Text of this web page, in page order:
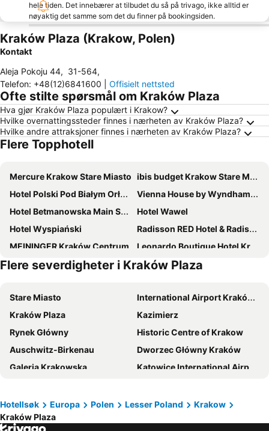
hele tiden. Det innebærer at tilbudet du så på trivago, ikke alltid er
nøyaktig det samme som det du finner på bookingsiden.
Kraków Plaza (Krakow, Polen)
Kontakt
Aleja Pokoju 44, 31-564,
Telefon: +48(12)6841600 Offisielt nettsted
Ofte stilte spørsmål om Kraków Plaza
Hva gjør Kraków Plaza populært i Krakow?
Hvilke overnattingssteder finnes i nærheten av Kraków Plaza?
Hvilke andre attraksjoner finnes i nærheten av Kraków Plaza?
Flere Topphotell
Mercure Krakow Stare Miasto ibis budget Krakow Stare Miasto
Hotel Polski Pod Białym Orłem
Vienna House by Wyndham Andel's Cracow
Hotel Betmanowska Main Square Residence Adults Only
Hotel Wawel
Hotel Wyspiański
Radisson RED Hotel & Radisson RED Apartments, Krakow
MEININGER Kraków Centrum
Leonardo Boutique Hotel Krakow Old Town
Hotel Rezydent
Hotel Jan
Hotel Ferreus Modern Art Deco
Grand Hotel
Radisson Blu Hotel, Krakow
Hotel Alexander
PURO Kraków Kazimierz
Metropolitan Boutique Hotel
PURO Kraków Stare Miasto
Holiday Inn Krakow City Centre by IHG
Grand Ascot Hotel
The Loft Hotel Adults Only
TRIBE Krakow Old Town
Golden Tulip Krakow City Center
AC Hotel Krakow
Flere severdigheter i Kraków Plaza
Stare Miasto
International Airport Kraków Balice
Kraków Plaza
Kazimierz
Rynek Główny
Historic Centre of Krakow
Auschwitz-Birkenau
Dworzec Główny Kraków
Galeria Krakowska
Katowice International Airport
Christmas Markets
Bazylika Mariacka
Galeria Kazimierz
Hotellsøk Europa Polen Lesser Poland
Krakow
Kraków Plaza